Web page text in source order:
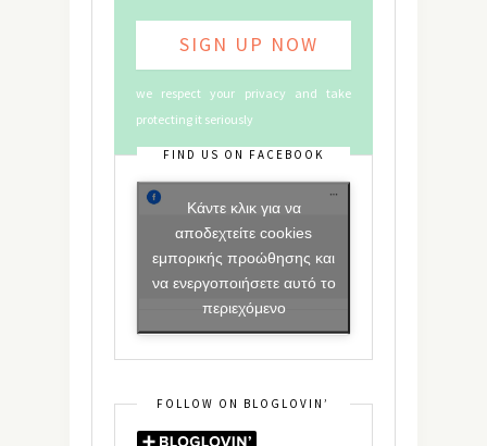
we respect your privacy and take
protecting it seriously
FIND US ON FACEBOOK
Κάντε κλικ για να
αποδεχτείτε cookies
εμπορικής προώθησης και
να ενεργοποιήσετε αυτό το
περιεχόμενο
FOLLOW ON BLOGLOVIN’